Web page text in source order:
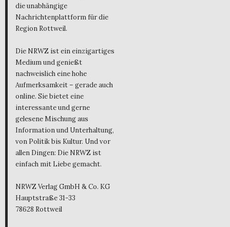
die unabhängige
Nachrichtenplattform für die
Region Rottweil.
Die NRWZ ist ein einzigartiges
Medium und genießt
nachweislich eine hohe
Aufmerksamkeit – gerade auch
online. Sie bietet eine
interessante und gerne
gelesene Mischung aus
Information und Unterhaltung,
von Politik bis Kultur. Und vor
allen Dingen: Die NRWZ ist
einfach mit Liebe gemacht.
NRWZ Verlag GmbH & Co. KG
Hauptstraße 31-33
78628 Rottweil